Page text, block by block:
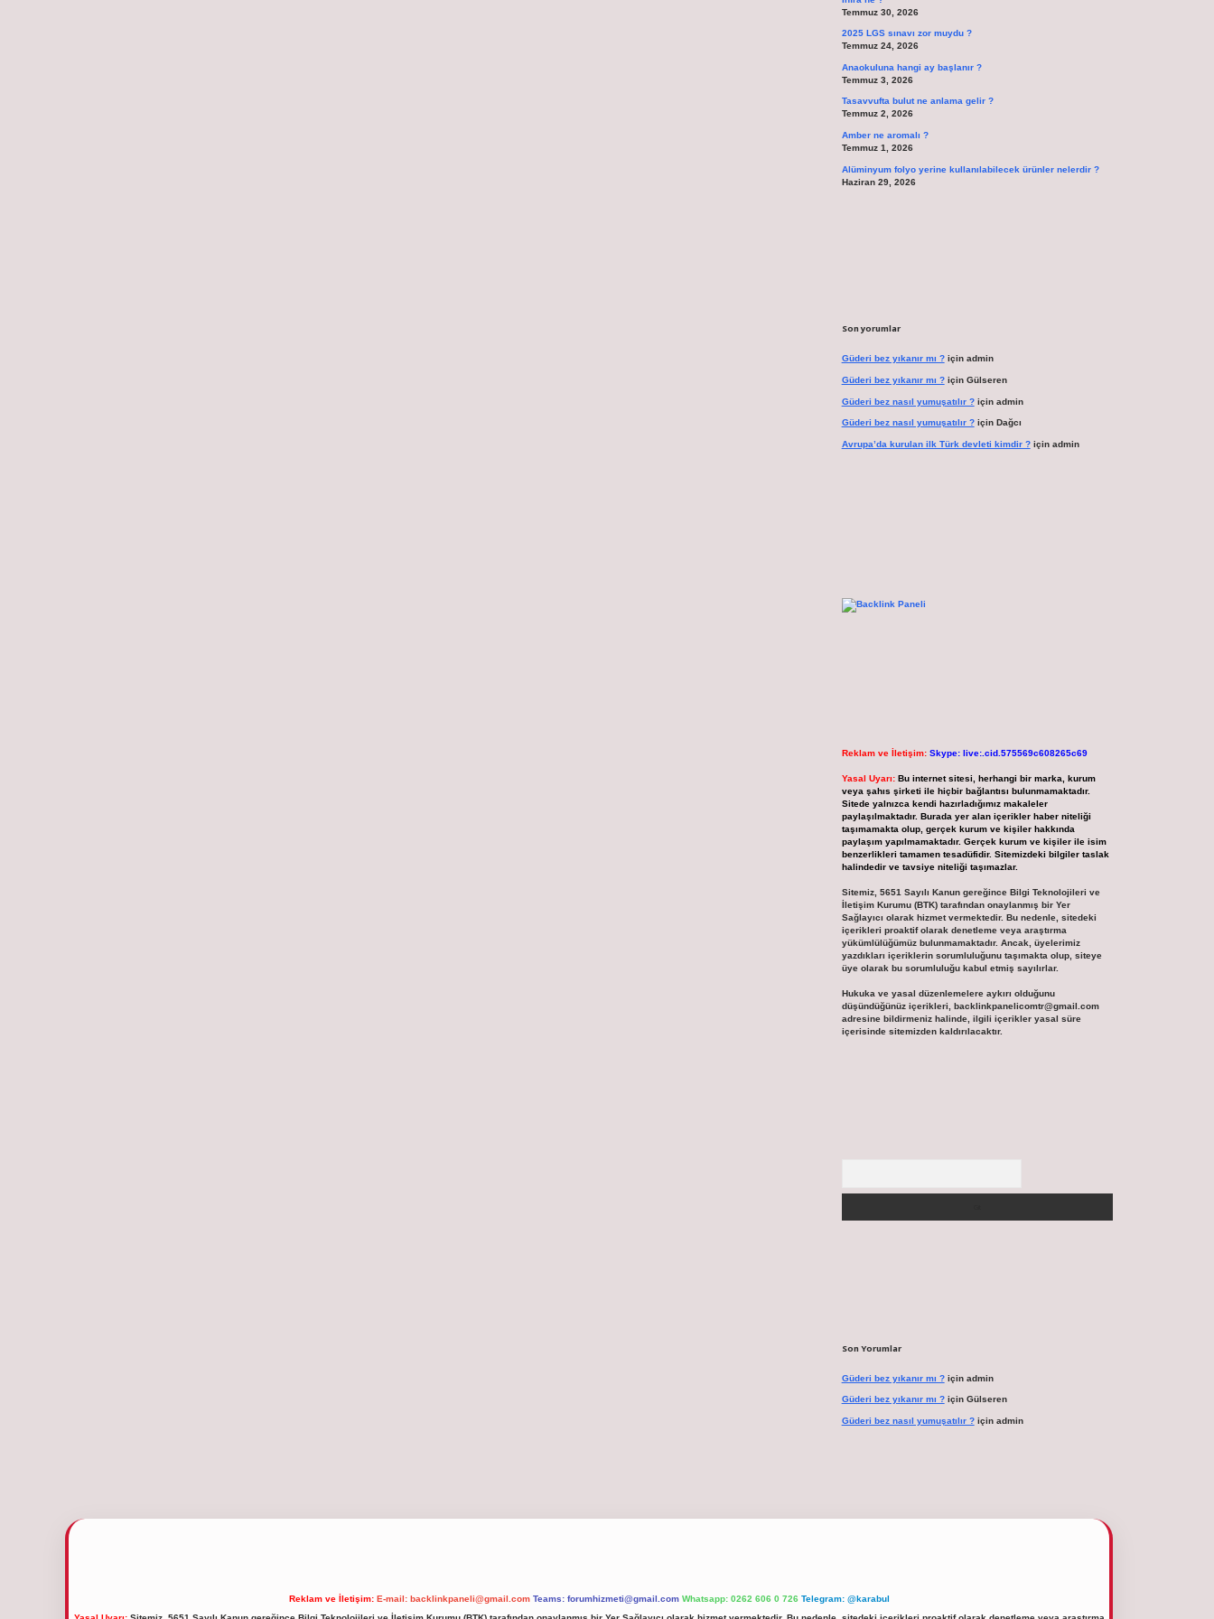
Temmuz 30, 2026
2025 LGS sınavı zor muydu ?
Temmuz 24, 2026
Anaokuluna hangi ay başlanır ?
Temmuz 3, 2026
Tasavvufta bulut ne anlama gelir ?
Temmuz 2, 2026
Amber ne aromalı ?
Temmuz 1, 2026
Alüminyum folyo yerine kullanılabilecek ürünler nelerdir ?
Haziran 29, 2026
Son yorumlar
Güderi bez yıkanır mı ?için admin
Güderi bez yıkanır mı ?için Gülseren
Güderi bez nasıl yumuşatılır ?için admin
Güderi bez nasıl yumuşatılır ?için Dağcı
Avrupa’da kurulan ilk Türk devleti kimdir ?için admin
Reklam ve İletişim: Skype: live:.cid.575569c608265c69
Yasal Uyarı: Bu internet sitesi, herhangi bir marka, kurum
veya şahıs şirketi ile hiçbir bağlantısı bulunmamaktadır.
Sitede yalnızca kendi hazırladığımız makaleler
paylaşılmaktadır. Burada yer alan içerikler haber niteliği
taşımamakta olup, gerçek kurum ve kişiler hakkında
paylaşım yapılmamaktadır. Gerçek kurum ve kişiler ile isim
benzerlikleri tamamen tesadüfidir. Sitemizdeki bilgiler taslak
halindedir ve tavsiye niteliği taşımazlar.
Sitemiz, 5651 Sayılı Kanun gereğince Bilgi Teknolojileri ve
İletişim Kurumu (BTK) tarafından onaylanmış bir Yer
Sağlayıcı olarak hizmet vermektedir. Bu nedenle, sitedeki
içerikleri proaktif olarak denetleme veya araştırma
yükümlülüğümüz bulunmamaktadır. Ancak, üyelerimiz
yazdıkları içeriklerin sorumluluğunu taşımakta olup, siteye
üye olarak bu sorumluluğu kabul etmiş sayılırlar.
Hukuka ve yasal düzenlemelere aykırı olduğunu
düşündüğünüz içerikleri, backlinkpanelicomtr@gmail.com
adresine bildirmeniz halinde, ilgili içerikler yasal süre
içerisinde sitemizden kaldırılacaktır.
Son Yorumlar
Güderi bez yıkanır mı ?için admin
Güderi bez yıkanır mı ?için Gülseren
Güderi bez nasıl yumuşatılır ?için admin
Reklam ve İletişim: E-mail: backlinkpaneli@gmail.com Teams: forumhizmeti@gmail.com Whatsapp: 0262 606 0 726 Telegram: @karabul